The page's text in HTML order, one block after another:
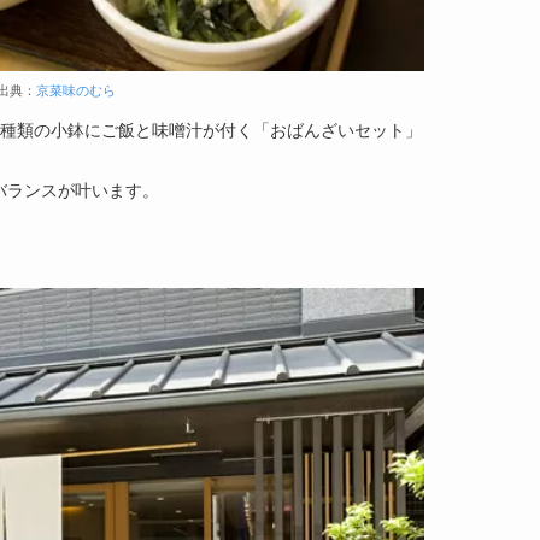
典： 京菜味のむら
類の小鉢にご飯と味噌汁が付く「おばんざいセット」
ンスが叶います。